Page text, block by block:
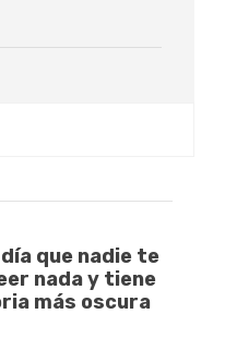
que nadie te
nada y tiene
más oscura